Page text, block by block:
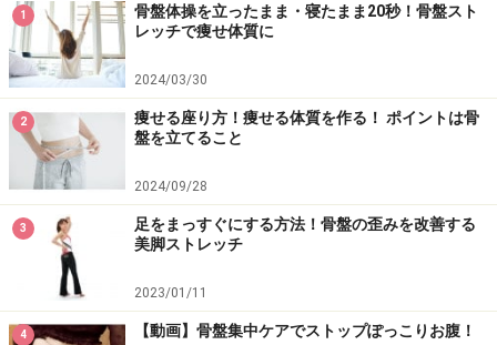
1
骨盤体操を立ったまま・寝たまま20秒！骨盤スト
レッチで痩せ体質に
2024/03/30
2
痩せる座り方！痩せる体質を作る！ ポイントは骨
盤を立てること
2024/09/28
3
足をまっすぐにする方法！骨盤の歪みを改善する
美脚ストレッチ
2023/01/11
4 【動画】骨盤集中ケアでストップぽっこりお腹！